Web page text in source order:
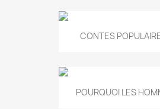
CONTES
POURQUOI LES